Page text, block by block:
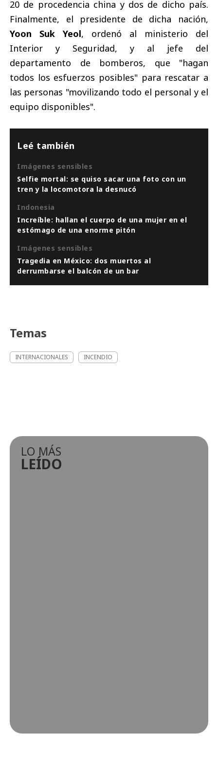
20 de procedencia china y dos de dicho país.
Finalmente, el presidente de dicha nación,
Yoon Suk Yeol, ordenó al ministerio del
Interior y Seguridad, y al jefe del
departamento de bomberos, que "hagan
todos los esfuerzos posibles" para rescatar a
las personas "movilizando todo el personal y el
equipo disponibles".
Leé también
Imágenes sensibles
Selfie mortal: se quiso sacar una foto con un
tren y la locomotora la desnucó
Indonesia
Increíble: hallan el cuerpo de una mujer en el
estómago de una enorme pitón
Imágenes sensibles
Tragedia en México: dos muertos al
derrumbarse el balcón de un bar
Temas
INTERNACIONALES INCENDIO
LO MÁS
LEÍDO